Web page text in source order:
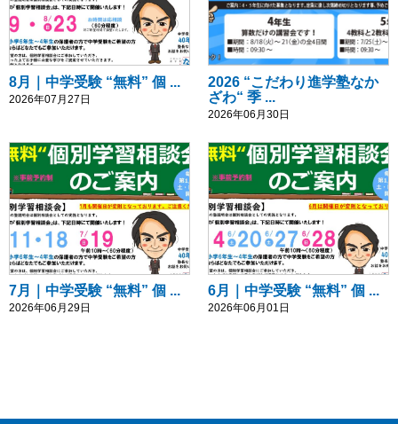
8月｜中学受験 “無料” 個 ...
2026年07月27日
2026 “こだわり進学塾なか
ざわ“ 季 ...
2026年06月30日
7月｜中学受験 “無料” 個 ...
2026年06月29日
6月｜中学受験 “無料” 個 ...
2026年06月01日